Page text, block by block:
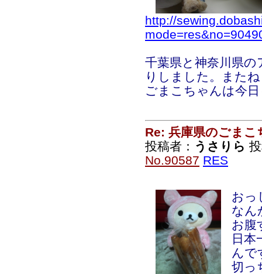
http://
千葉県と神奈川県
りしました。また
ごまこちゃんは今
Re: 兵庫県のごまこ
投稿者： うさりら
No.90587 RES
おっ
なん
お腹
日本
んで
切っ